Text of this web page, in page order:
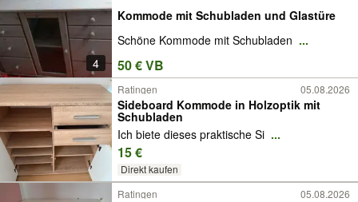
4
Kommode mit Schubladen und Glastüre
Schöne Kommode mit Schubladen ...
50 € VB
Ratingen 05.08.2026
Sideboard Kommode in Holzoptik mit
Schubladen
Ich biete dieses praktische Si ...
15 €
Direkt kaufen
Ratingen
05.08.2026